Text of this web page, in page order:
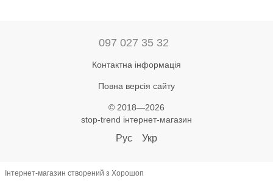
097 027 35 32
Контактна інформація
Повна версія сайту
© 2018—2026
stop-trend інтернет-магазин
Рус Укр
Інтернет-магазин створений з Хорошоп